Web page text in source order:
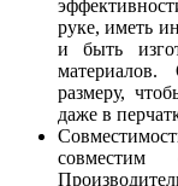
руке, иметь
и быть
размеру,
даже в